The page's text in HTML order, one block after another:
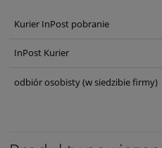
Kurier InPost pobranie
InPost Kurier
odbiór osobisty(w siedzibie firmy)